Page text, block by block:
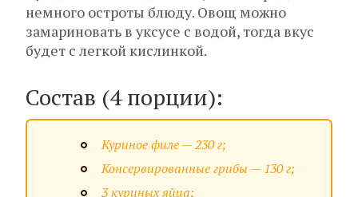
немного остроты блюду. Овощ можно
замариновать в уксусе с водой, тогда вкус
будет с легкой кислинкой.
Состав (4 порции):
Куриное филе — 230 г;
Консервированные грибы — 130 г;
3 куриных яйца;